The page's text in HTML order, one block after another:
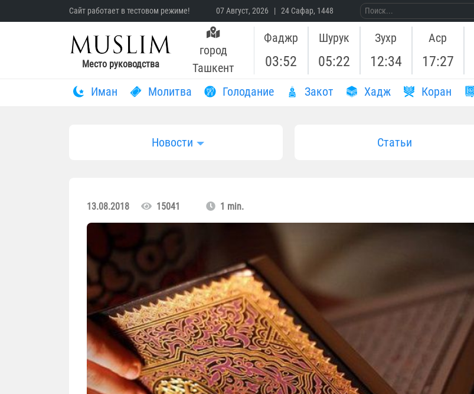
Сайт работает в тестовом режиме! 07 Август, 2026 | 24 Сафар, 1448
Место руководства
город
Ташкент
Фаджр
03:52
Шурук
05:22
Зухр
12:34
Аср
17:27
Иман Молитва Голодание Закот Хадж Коран
Новости Статьи
13.08.2018 15041 1 min.